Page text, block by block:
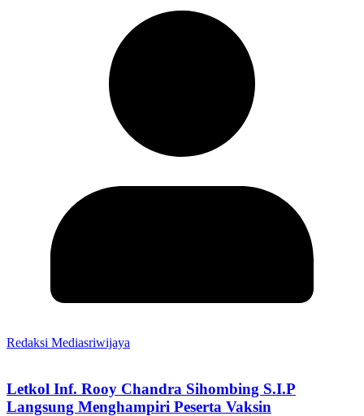
Redaksi Mediasriwijaya
Letkol Inf. Rooy Chandra Sihombing S.I.P
Langsung Menghampiri Peserta Vaksin